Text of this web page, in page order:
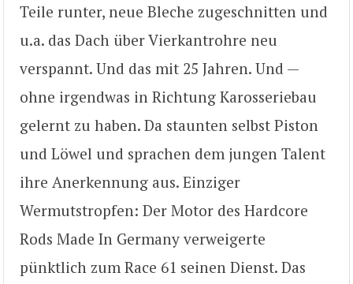
Teile runter, neue Bleche zugeschnitten und
u.a. das Dach über Vierkantrohre neu
verspannt. Und das mit 25 Jahren. Und —
ohne irgendwas in Richtung Karosseriebau
gelernt zu haben. Da staunten selbst Piston
und Löwel und sprachen dem jungen Talent
ihre Anerkennung aus. Einziger
Wermutstropfen: Der Motor des Hardcore
Rods Made In Germany verweigerte
pünktlich zum Race 61 seinen Dienst. Das